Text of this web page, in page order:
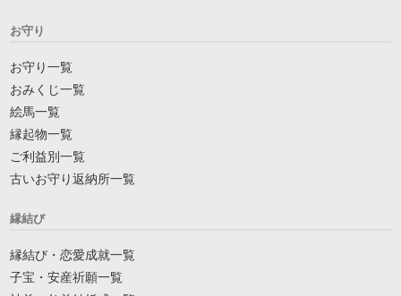
お守り
お守り一覧
おみくじ一覧
絵馬一覧
縁起物一覧
ご利益別一覧
古いお守り返納所一覧
縁結び
縁結び・恋愛成就一覧
子宝・安産祈願一覧